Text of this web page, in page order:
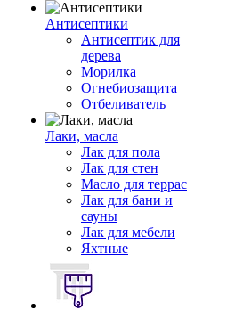
Антисептики
Антисептик для
дерева
Морилка
Огнебиозащита
Отбеливатель
Лаки, масла
Лак для пола
Лак для стен
Масло для террас
Лак для бани и
сауны
Лак для мебели
Яхтные